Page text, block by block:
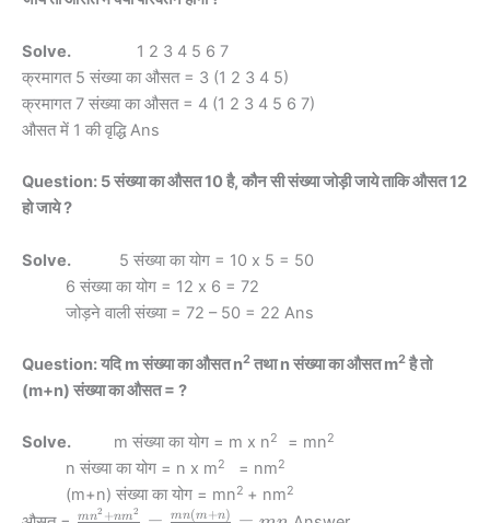
Solve. 1 2 3 4 5 6 7
क्रमागत 5 संख्या का औसत = 3 (1 2 3 4 5)
क्रमागत 7 संख्या का औसत = 4 (1 2 3 4 5 6 7)
औसत में 1 की वृद्धि Ans
Question: 5 संख्या का औसत 10 है, कौन सी संख्या जोड़ी जाये ताकि औसत 12
हो जाये ?
Solve. 5 संख्या का योग = 10 x 5 = 50
6 संख्या का योग = 12 x 6 = 72
जोड़ने वाली संख्या = 72 – 50 = 22 Ans
Question: यदि m संख्या का औसत n2 तथा n संख्या का औसत m2 है तो
(m+n) संख्या का औसत = ?
Solve. m संख्या का योग = m x n2 = mn2
n संख्या का योग = n x m2 = nm2
(m+n) संख्या का योग = mn2 + nm2
mn2 +nm2 mn(m+n)